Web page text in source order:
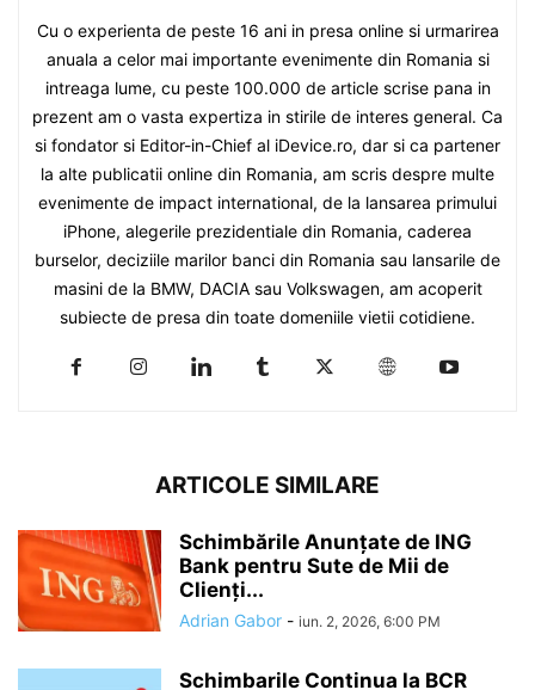
Cu o experienta de peste 16 ani in presa online si urmarirea
anuala a celor mai importante evenimente din Romania si
intreaga lume, cu peste 100.000 de article scrise pana in
prezent am o vasta expertiza in stirile de interes general. Ca
si fondator si Editor-in-Chief al iDevice.ro, dar si ca partener
la alte publicatii online din Romania, am scris despre multe
evenimente de impact international, de la lansarea primului
iPhone, alegerile prezidentiale din Romania, caderea
burselor, deciziile marilor banci din Romania sau lansarile de
masini de la BMW, DACIA sau Volkswagen, am acoperit
subiecte de presa din toate domeniile vietii cotidiene.
ARTICOLE SIMILARE
Schimbările Anunțate de ING
Bank pentru Sute de Mii de
Clienți...
Adrian Gabor - iun. 2, 2026, 6:00 PM
Schimbarile Continua la BCR